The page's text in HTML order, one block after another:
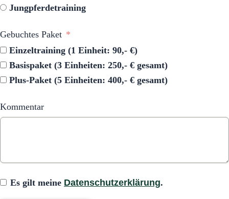
Jungpferdetraining
Gebuchtes Paket
Einzeltraining (1 Einheit: 90,- €)
Basispaket (3 Einheiten: 250,- € gesamt)
Plus-Paket (5 Einheiten: 400,- € gesamt)
Kommentar
Es gilt meine Datenschutzerklärung.